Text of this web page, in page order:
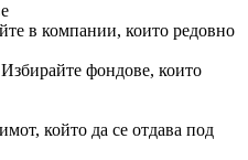
в компании, които редовно
фондове, които
който да се отдава под